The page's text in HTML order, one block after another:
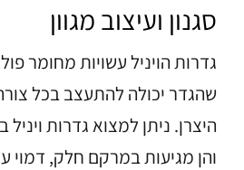
סגנון ועיצוב מגוון
שהגדר יכולה להתעצב בכל
היצרן. ניתן למצוא גדרות ויניל
והן מגיעות במרקם חלק, דמוי